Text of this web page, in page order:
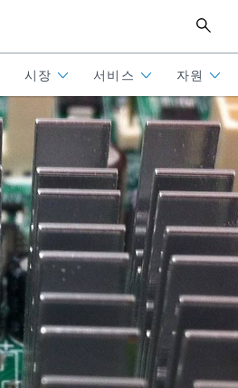
시장 서비스 자원